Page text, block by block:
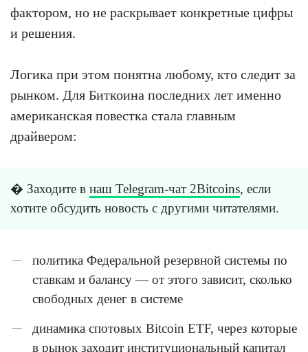
фактором, но не раскрывает конкретные цифры
и решения.
Логика при этом понятна любому, кто следит за
рынком. Для Биткоина последних лет именно
американская повестка стала главным
драйвером:
� Заходите в наш Telegram-чат 2Bitcoins, если
хотите обсудить новость с другими читателями.
политика Федеральной резервной системы по
ставкам и балансу — от этого зависит, сколько
свободных денег в системе
динамика спотовых Bitcoin ETF, через которые
в рынок заходит институциональный капитал